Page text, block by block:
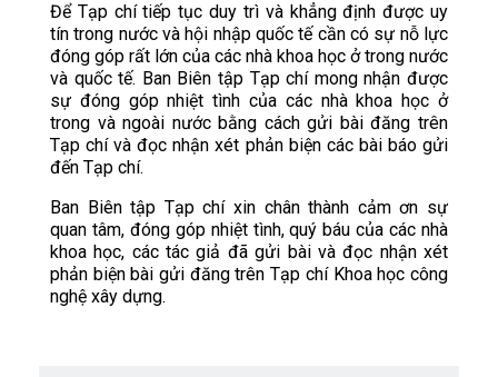
Để Tạp chí tiếp tục duy trì và khẳng định được uy
tín trong nước và hội nhập quốc tế cần có sự nỗ lực
đóng góp rất lớn của các nhà khoa học ở trong nước
và quốc tế. Ban Biên tập Tạp chí mong nhận được
sự đóng góp nhiệt tình của các nhà khoa học ở
trong và ngoài nước bằng cách gửi bài đăng trên
Tạp chí và đọc nhận xét phản biện các bài báo gửi
đến Tạp chí.
Ban Biên tập Tạp chí xin chân thành cảm ơn sự
quan tâm, đóng góp nhiệt tình, quý báu của các nhà
khoa học, các tác giả đã gửi bài và đọc nhận xét
phản biện bài gửi đăng trên Tạp chí Khoa học công
nghệ xây dựng.